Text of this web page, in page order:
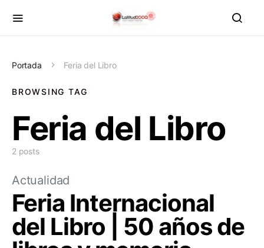
Portada Feria del Libro
BROWSING TAG
Feria del Libro
2 posts
Actualidad
Feria Internacional
del Libro | 50 años de